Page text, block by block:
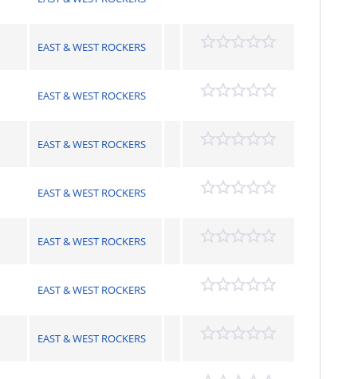
EAST & WEST ROCKERS
EAST & WEST ROCKERS
EAST & WEST ROCKERS
EAST & WEST ROCKERS
EAST & WEST ROCKERS
EAST & WEST ROCKERS
EAST & WEST ROCKERS